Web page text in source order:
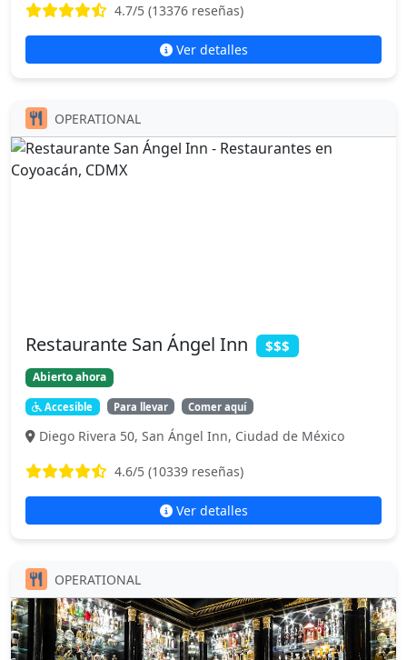
4.7/5 (13376 reseñas)
Ver detalles
OPERATIONAL
Restaurante San Ángel Inn $$$
Abierto ahora
Accesible Para llevar Comer aquí
Diego Rivera 50, San Ángel Inn, Ciudad de México
4.6/5 (10339 reseñas)
Ver detalles
OPERATIONAL